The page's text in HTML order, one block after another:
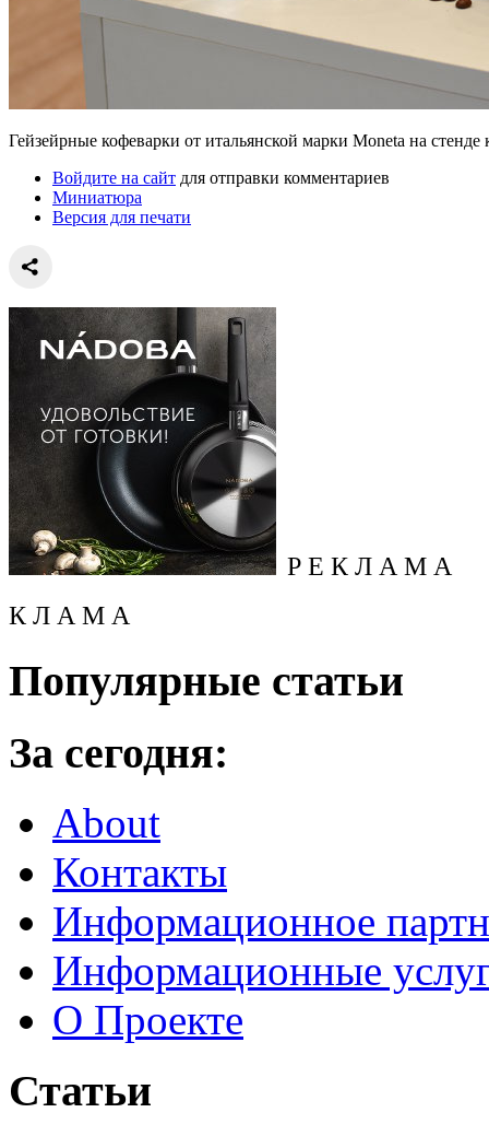
Гейзейрные кофеварки от итальянской марки Moneta на
Войдите на сайт для отправки комментариев
Миниатюра
Версия для печати
Р Е К Л А М А
К Л А М А
Популярные статьи
За сегодня:
About
Контакты
Информационное
Информационные
О Проекте
Статьи